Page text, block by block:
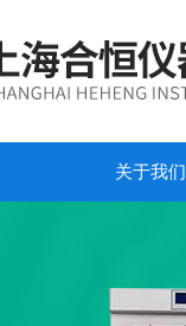
关于我们